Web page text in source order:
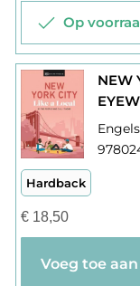
Op
NEW
Hardback
€18,50